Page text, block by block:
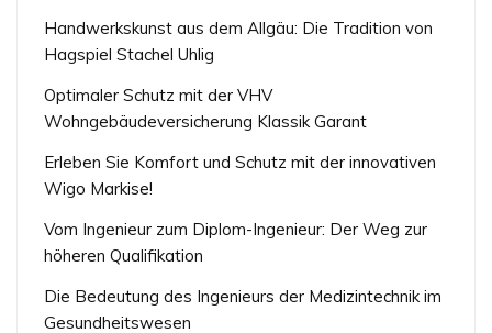
Handwerkskunst aus dem Allgäu: Die Tradition von
Hagspiel Stachel Uhlig
Optimaler Schutz mit der VHV
Wohngebäudeversicherung Klassik Garant
Erleben Sie Komfort und Schutz mit der innovativen
Wigo Markise!
Vom Ingenieur zum Diplom-Ingenieur: Der Weg zur
höheren Qualifikation
Die Bedeutung des Ingenieurs der Medizintechnik im
Gesundheitswesen